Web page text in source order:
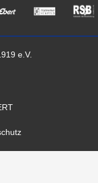
e.V.